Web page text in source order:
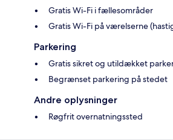
Gratis Wi-Fi i fællesområder
Gratis Wi-Fi på værelserne
Parkering
Gratis sikret og utildækket
Begrænset parkering på stedet
Andre oplysninger
Røgfrit overnatningssted